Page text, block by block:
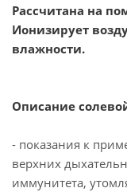
Рассчитана на
Ионизирует
влажности.
Описание
- показания к
верхних
иммунитета,